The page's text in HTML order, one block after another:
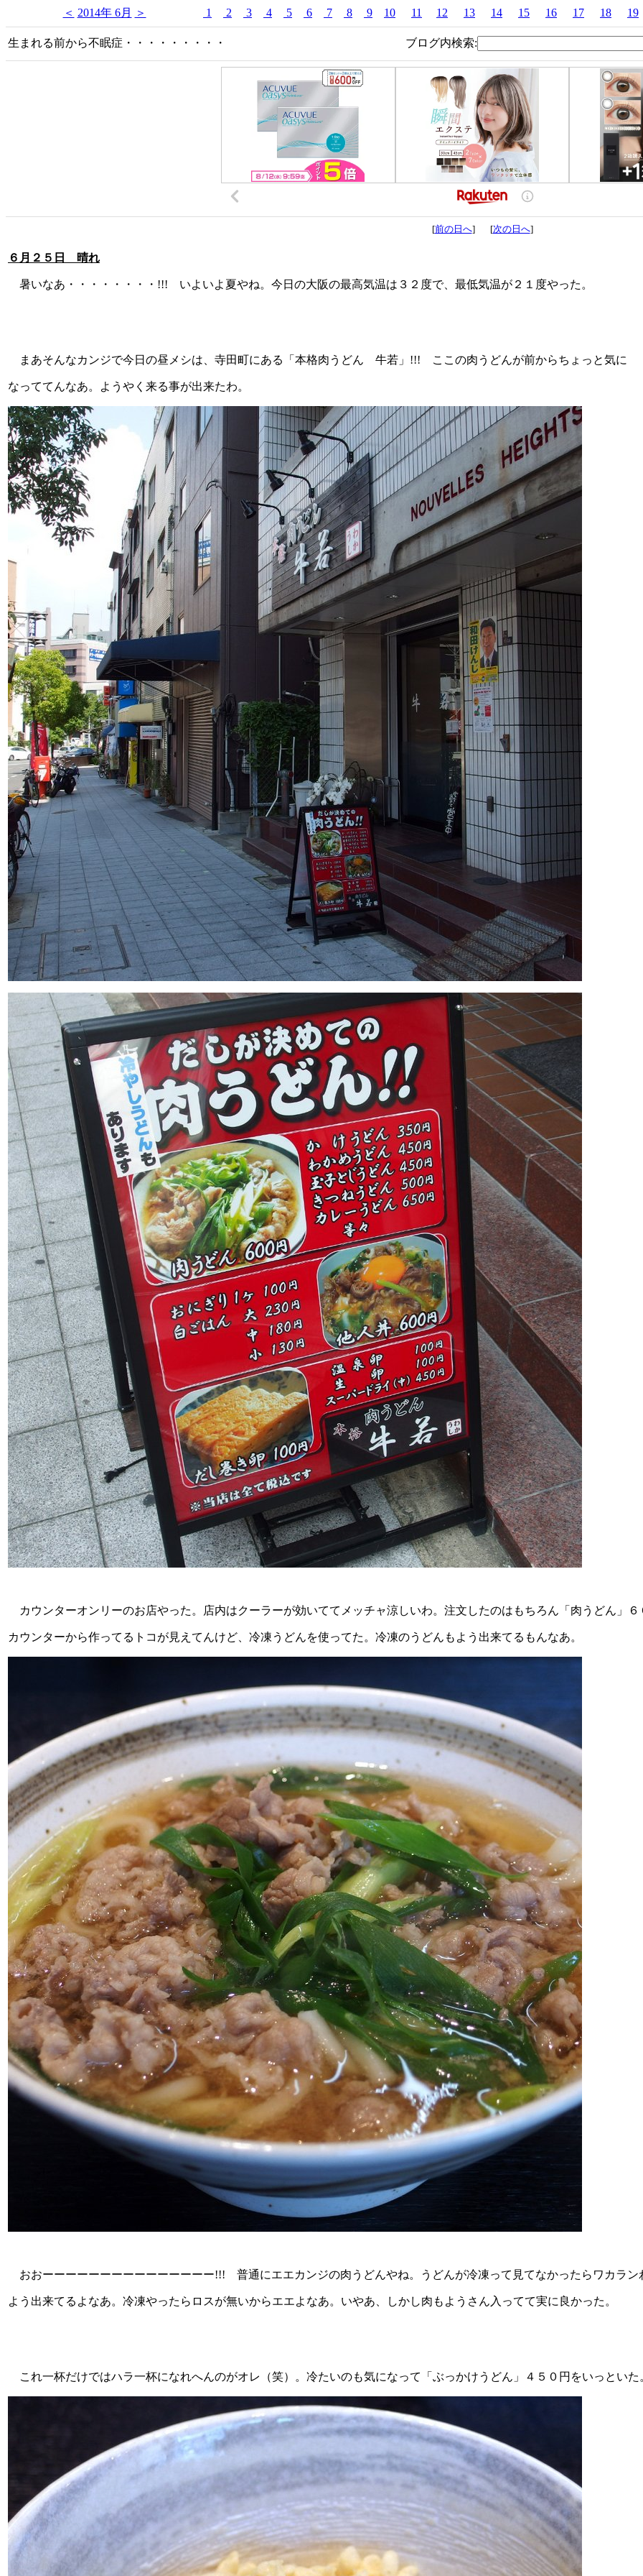
＜ 2014年 6月 ＞ 1 2 3 4 5 6 7 8 9 10 11 12 13 14 15 16 17 18 19
生まれる前から不眠症・・・・・・・・・ ブログ内検索:
[前の日へ] [次の日へ]
６月２５日 晴れ
暑いなあ・・・・・・・・!!! いよいよ夏やね。今日の大阪の最高気温は３２度で、最低気温が２１度やった。
まあそんなカンジで今日の昼メシは、寺田町にある「本格肉うどん 牛若」!!! ここの肉うどんが前からちょっと気に
なっててんなあ。ようやく来る事が出来たわ。
カウンターオンリーのお店やった。店内はクーラーが効いててメッチャ涼しいわ。注文したのはもちろん「肉うどん」６
カウンターから作ってるトコが見えてんけど、冷凍うどんを使ってた。冷凍のうどんもよう出来てるもんなあ。
おおーーーーーーーーーーーーーーー!!! 普通にエエカンジの肉うどんやね。うどんが冷凍って見てなかったらワカラン
よう出来てるよなあ。冷凍やったらロスが無いからエエよなあ。いやあ、しかし肉もようさん入ってて実に良かった。
これ一杯だけではハラ一杯になれへんのがオレ（笑）。冷たいのも気になって「ぶっかけうどん」４５０円をいっといた